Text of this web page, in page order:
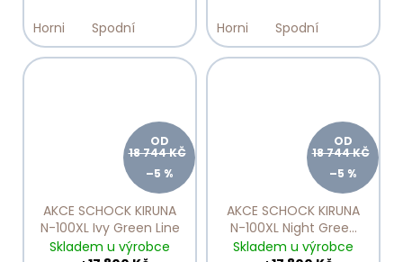
Horni Spodní Horni Spodní
OD
18 744 KČ
–5 %
AKCE SCHOCK KIRUNA
N-100XL Ivy Green Line
Skladem u výrobce
OD
18 744 KČ
–5 %
AKCE SCHOCK KIRUNA
N-100XL Night Green
Line
Skladem u výrobce